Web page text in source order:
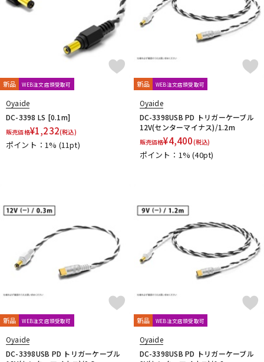
新品 WEB注文店頭受取可
Oyaide
DC-3398 LS [0.1m]
販売価格¥1,232(税込)
ポイント：1% (11pt)
新品 WEB注文店頭受取可
Oyaide
DC-3398USB PD トリガーケーブル
12V(センターマイナス)/1.2m
販売価格¥4,400(税込)
ポイント：1%(40pt)
新品 WEB注文店頭受取可
Oyaide
DC-3398USB PD トリガーケーブル
新品 WEB注文店頭受取可
Oyaide
DC-3398USB PD トリガーケーブル